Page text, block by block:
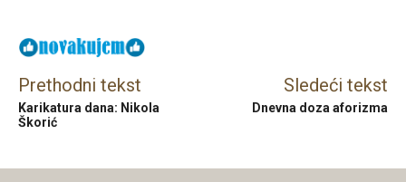
Prethodni tekst
Karikatura dana: Nikola
Škorić
Sledeći tekst
Dnevna doza aforizma